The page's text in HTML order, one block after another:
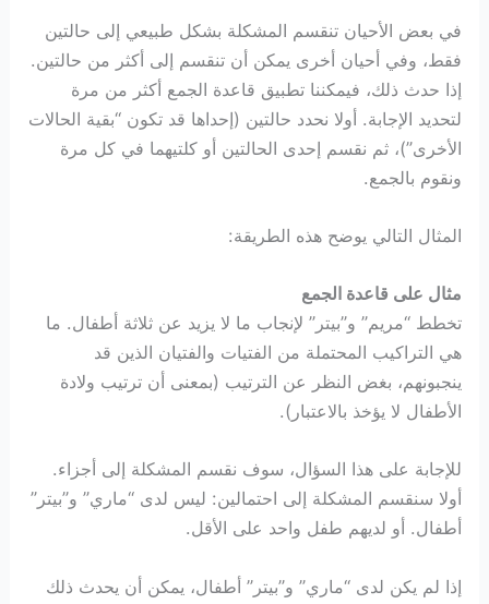
في بعض الأحيان تنقسم المشكلة بشكل طبيعي إلى حالتين
فقط، وفي أحيان أخرى يمكن أن تنقسم إلى أكثر من حالتين.
إذا حدث ذلك، فيمكننا تطبيق قاعدة الجمع أكثر من مرة
لتحديد الإجابة. أولا نحدد حالتين (إحداها قد تكون “بقية الحالات
الأخرى”)، ثم نقسم إحدى الحالتين أو كلتيهما في كل مرة
ونقوم بالجمع.
المثال التالي يوضح هذه الطريقة:
مثال على قاعدة الجمع
تخطط “مريم” و”بيتر” لإنجاب ما لا يزيد عن ثلاثة أطفال. ما
هي التراكيب المحتملة من الفتيات والفتيان الذين قد
ينجبونهم، بغض النظر عن الترتيب (بمعنى أن ترتيب ولادة
الأطفال لا يؤخذ بالاعتبار).
للإجابة على هذا السؤال، سوف نقسم المشكلة إلى أجزاء.
أولا سنقسم المشكلة إلى احتمالين: ليس لدى “ماري” و”بيتر”
أطفال. أو لديهم طفل واحد على الأقل.
إذا لم يكن لدى “ماري” و”بيتر” أطفال، يمكن أن يحدث ذلك